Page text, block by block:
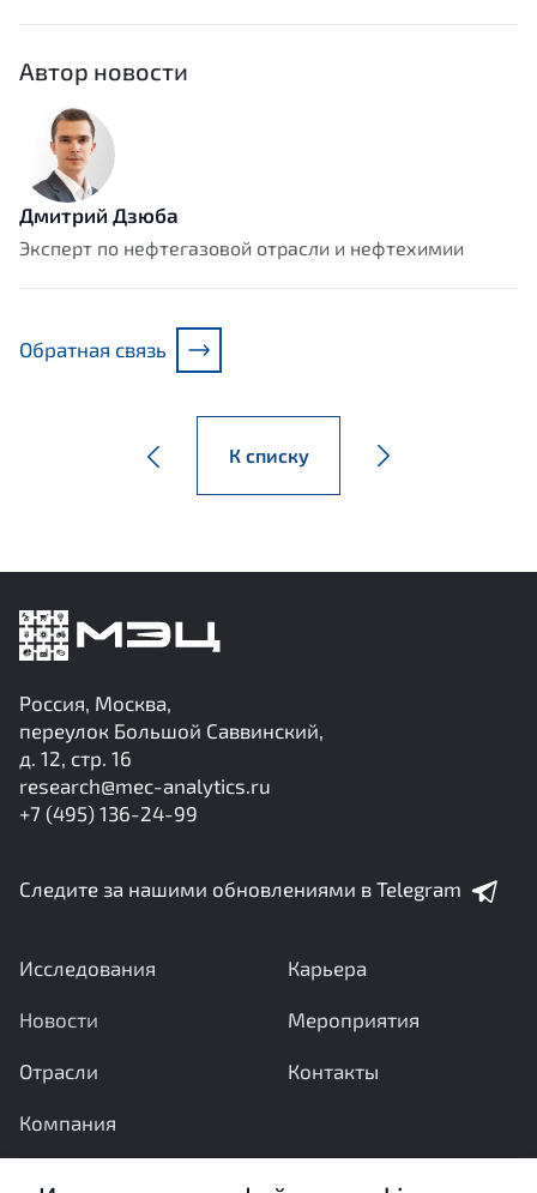
Автор новости
Дмитрий Дзюба
Эксперт по нефтегазовой отрасли и нефтехимии
Обратная связь
К списку
Россия, Москва,
переулок Большой Саввинский,
д. 12, стр. 16
research@mec-analytics.ru
+7 (495) 136-24-99
Следите за нашими обновлениями в Telegram
Исследования
Новости
Отрасли
Компания
Карьера
Мероприятия
Контакты